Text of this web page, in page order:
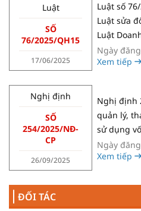
Luật
SỐ
76/2025/QH15
17/06/2025
Luật số
Luật sửa
Luật
Ngày
Xem tiếp
Nghị định
SỐ
254/2025/NĐ-
CP
26/09/2025
Nghị định
quản lý,
sử dụng
Ngày
Xem tiếp
ĐỐI TÁC